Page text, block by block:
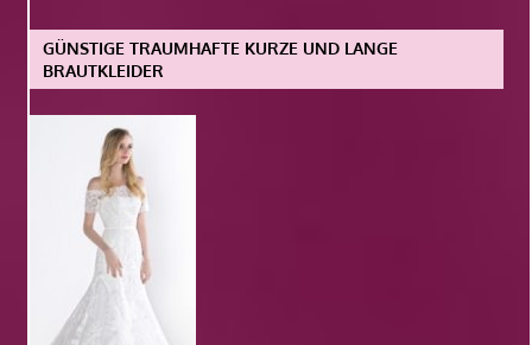
GÜNSTIGE TRAUMHAFTE KURZE UND LANGE
BRAUTKLEIDER